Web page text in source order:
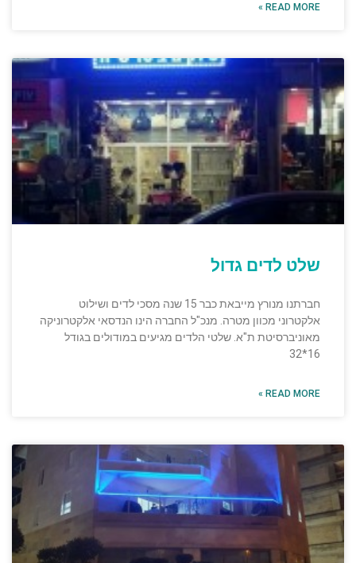
READ MORE »
שלט לדים גדול
חברתנו מנורץ מייבאת כבר 15 שנה מסכי לדים ושילוט
אלקטרוני מכוון מטרה. מנכ"ל החברה הינו הנדסאי אלקטרוניקה
מאוניברסיטת ת"א. שלטי הלדים מגיעים במודולים בגודל
16*32
READ MORE »